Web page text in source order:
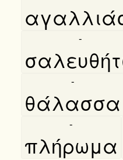
-
θάλασσα
-
πλήρωμα
-